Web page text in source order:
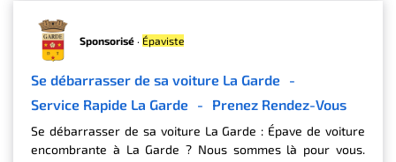
Sponsorisé · Épaviste
Se débarrasser de sa voiture La Garde -
Service Rapide La Garde - Prenez Rendez-Vous
Se débarrasser de sa voiture La Garde : Épave de voiture
encombrante à La Garde ? Nous sommes là pour vous.